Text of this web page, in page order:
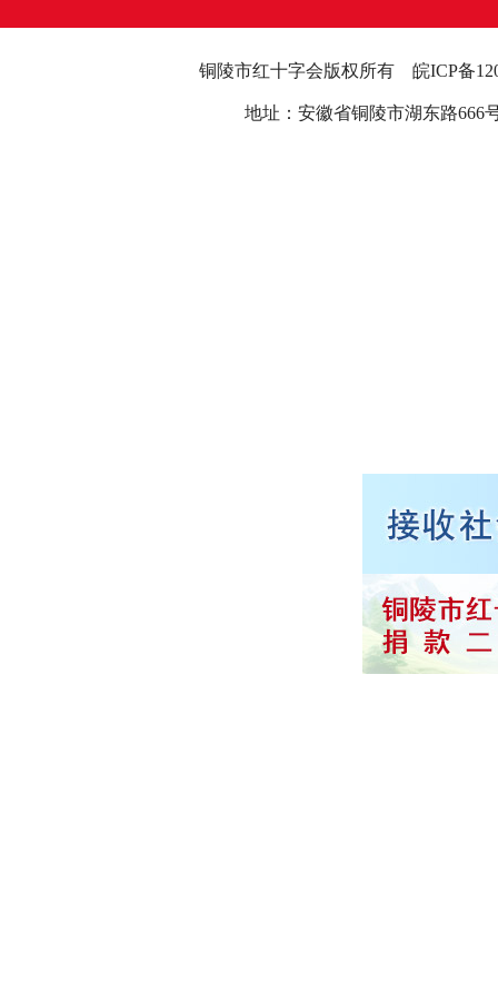
铜陵市红十字会版权所有 皖ICP备
地址：安徽省铜陵市湖东路666